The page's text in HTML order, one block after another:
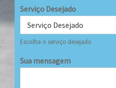
Serviço Desejado
Escolha o serviço desejado
Sua mensagem